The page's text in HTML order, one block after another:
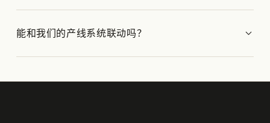
能和我们的产线系统联动吗？